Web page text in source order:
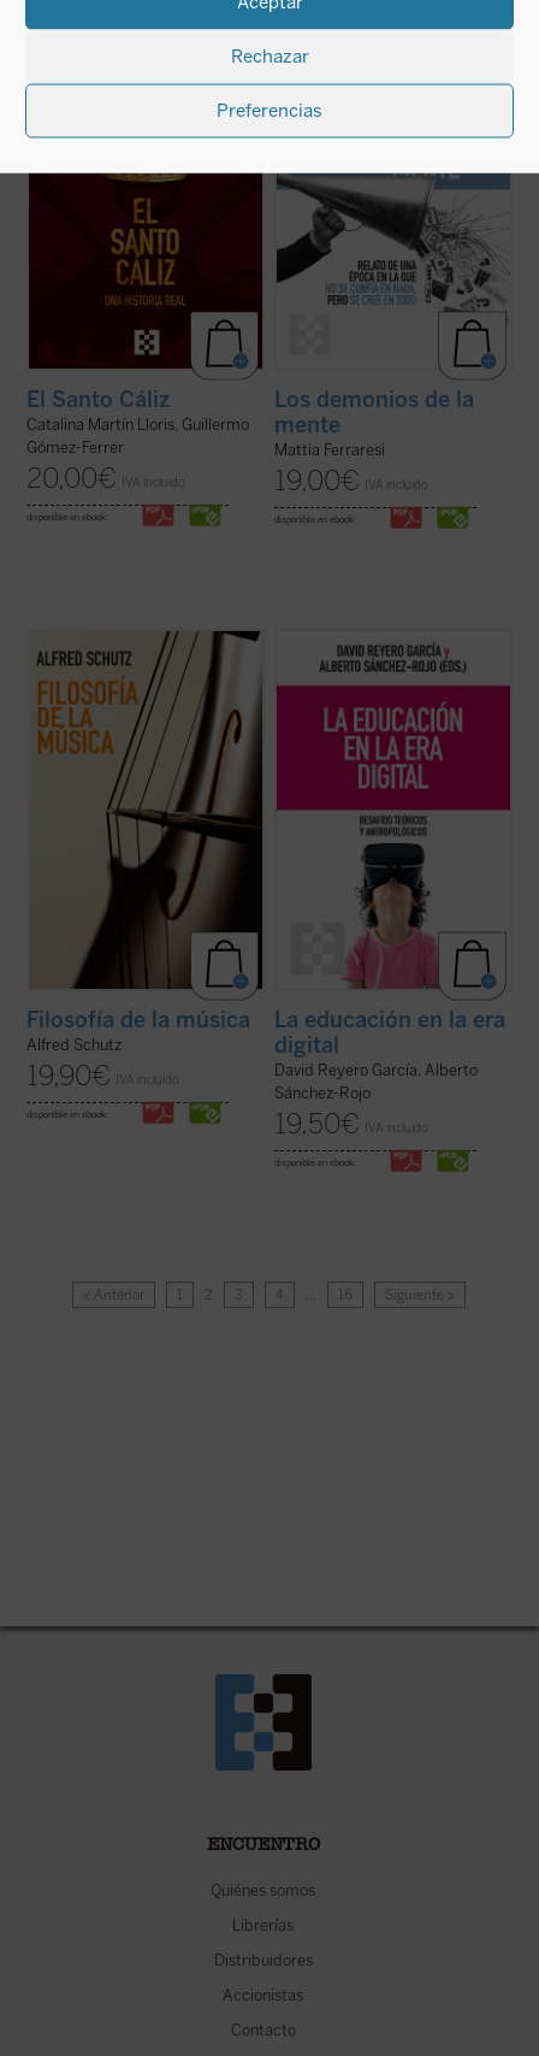
Rechazar
Preferencias
Desde los testimonios de los peregrinos a
través del objeto sagrado más buscado del
El Santo Cáliz
Catalina Martín Lloris, Guillermo
Gómez-Ferrer
20,00€ IVA incluido
disponible en ebook:
Con ejemplos que van desde las redes
instantáneas hasta teorías sobre los
lucidez al caos de un mundo en el que ya no
Los demonios de la
mente
Mattia Ferraresi
19,00€ IVA incluido
disponible en ebook:
Este libro reúne, por primera vez en
español, todos los textos sobre música de
Alfred Schutz, uno de los grandes nombres
de la sociología del siglo XX. En ellos no solo
analiza lo que sentimos cuando
escuchamos una melodía, también explora
(ver ficha)
Filosofía de la música
Alfred Schutz
19,90€ IVA incluido
disponible en ebook:
Frente a una tecnología con creciente
poder de decisión,La educación en la era
preguntas: ¿qué podemos saber?, ¿qué
debemos hacer?, ¿qué nos cabe esperar?
(ver ficha)
La educación en la era
digital
David Reyero García, Alberto
Sánchez-Rojo
19,50€ IVA incluido
disponible en ebook:
« Anterior 1 2 3 4 … 16 Siguiente »
ENCUENTRO
Quiénes somos
Librerías
Distribuidores
Accionistas
Contacto